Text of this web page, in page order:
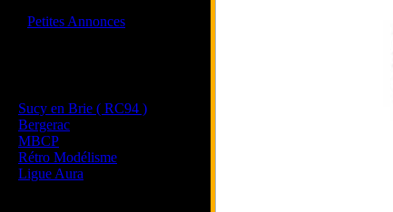
Petites Annonces
Sucy en Brie ( RC94 )
Bergerac
MBCP
Rétro Modélisme
Ligue Aura